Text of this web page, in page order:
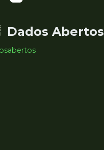
Dados Abertos